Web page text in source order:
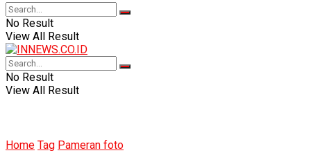
No Result
View All Result
No Result
View All Result
Home Tag Pameran foto